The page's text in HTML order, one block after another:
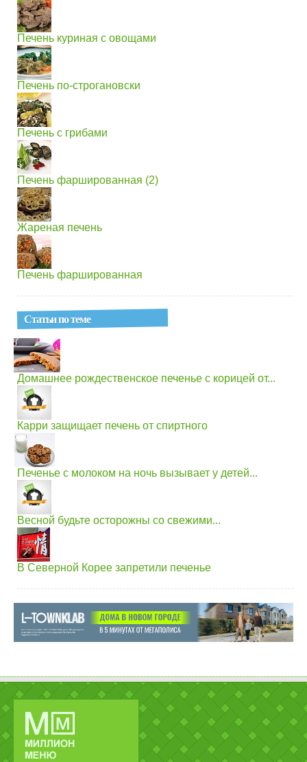
Печень куриная с овощами
Печень по-строгановски
Печень с грибами
Печень фаршированная (2)
Жареная печень
Печень фаршированная
Статьи по теме
Домашнее рождественское печенье с корицей от...
Карри защищает печень от спиртного
Печенье с молоком на ночь вызывает у детей...
Весной будьте осторожны со свежими...
В Северной Корее запретили печенье